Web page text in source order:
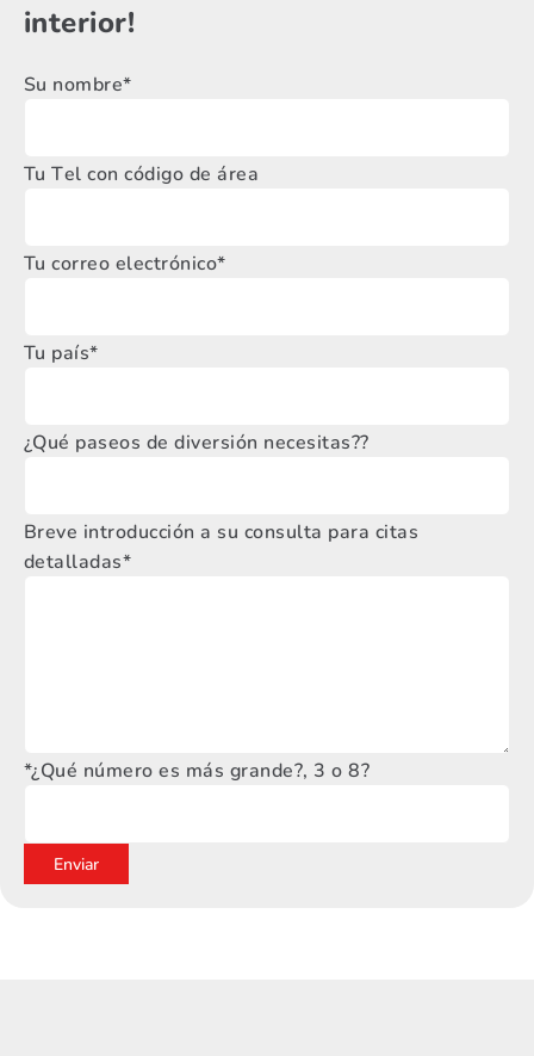
interior!
Su nombre*
Tu Tel con código de área
Tu correo electrónico*
Tu país*
¿Qué paseos de diversión necesitas??
Breve introducción a su consulta para citas
detalladas*
*¿Qué número es más grande?, 3 o 8?